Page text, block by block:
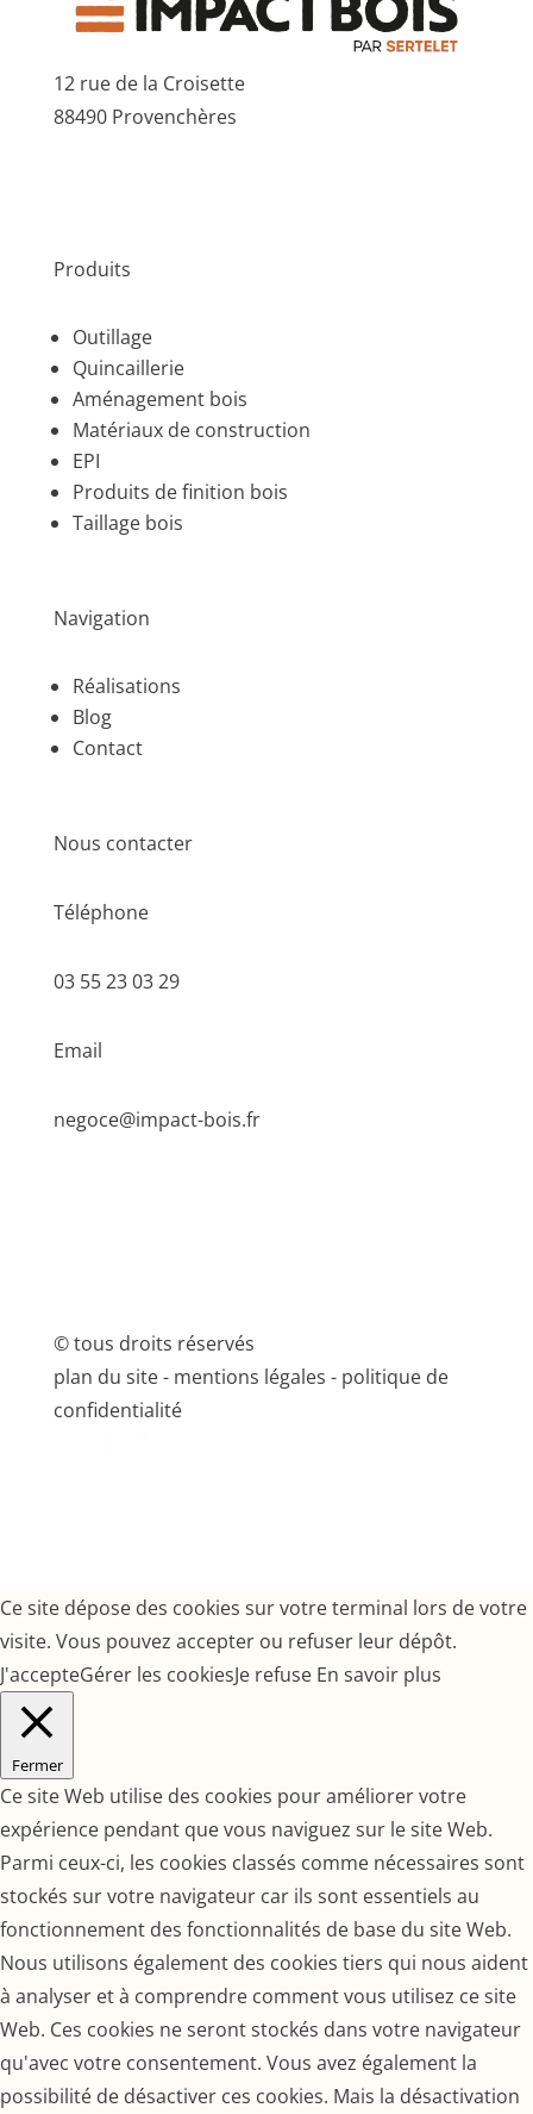
12 rue de la Croisette
88490 Provenchères
Produits
Outillage
Quincaillerie
Aménagement bois
Matériaux de construction
EPI
Produits de finition bois
Taillage bois
Navigation
Réalisations
Blog
Contact
Nous contacter
Téléphone
03 55 23 03 29
Email
negoce@impact-bois.fr
© tous droits réservés
plan du site- mentions légales - politique de
confidentialité
Ce site dépose des cookies sur votre terminal lors de votre
visite. Vous pouvez accepter ou refuser leur dépôt.
J'accepteGérer les cookiesJe refuse En savoir plus
Fermer
Ce site Web utilise des cookies pour améliorer votre
expérience pendant que vous naviguez sur le site Web.
Parmi ceux-ci, les cookies classés comme nécessaires sont
stockés sur votre navigateur car ils sont essentiels au
fonctionnement des fonctionnalités de base du site Web.
Nous utilisons également des cookies tiers qui nous aident
à analyser et à comprendre comment vous utilisez ce site
Web. Ces cookies ne seront stockés dans votre navigateur
qu'avec votre consentement. Vous avez également la
possibilité de désactiver ces cookies. Mais la désactivation